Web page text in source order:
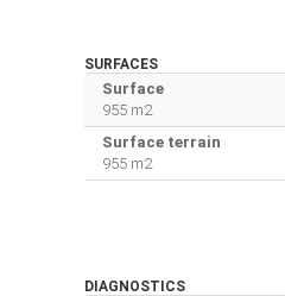
SURFACES
Surface
955 m2
Surface terrain
955 m2
DIAGNOSTICS